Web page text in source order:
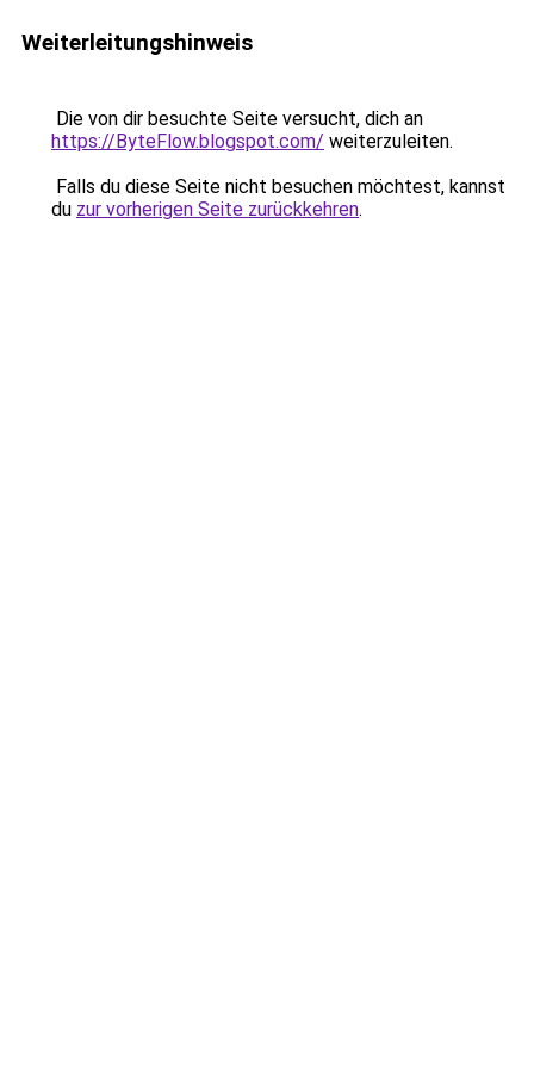
Weiterleitungshinweis
Die von dir besuchte Seite versucht, dich an
https://ByteFlow.blogspot.com/ weiterzuleiten.
Falls du diese Seite nicht besuchen möchtest, kannst
du zur vorherigen Seite zurückkehren.